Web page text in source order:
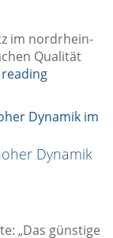
im nordrhein-
Qualität
Dynamik
„Das günstige